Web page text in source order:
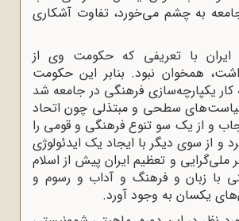
به چشم می‌خورد، تفاوت آشکاری
ایران با تعریفی که حکومت وی از
همخوان نبود. بنابر این حکومت
یکپارچه‌سازی فرهنگی در جامعه شد
سطحی و مبتذلی چون اتحاد
و از یک سو تنوع فرهنگی و قومی را
و از سوی دیگر با ایجاد یک ایدئولوژی
ملی‌گرایی و تعظیم ایران پیش از اسلام
با زبان و فرهنگ و آداب و رسوم و
یکسان به وجود آورد.